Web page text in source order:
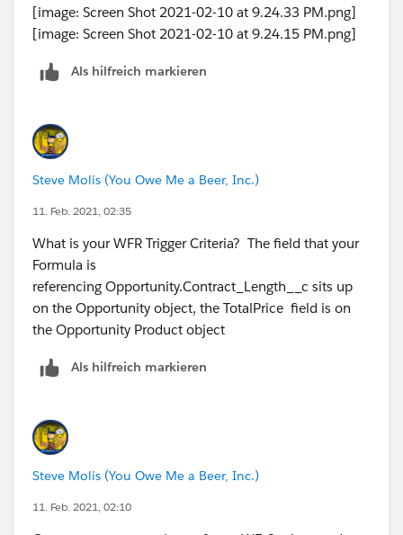
[image: Screen Shot 2021-02-10 at 9.24.33 PM.png]
[image: Screen Shot 2021-02-10 at 9.24.15 PM.png]
Als hilfreich markieren
Steve Molis (You Owe Me a Beer, Inc.)
11. Feb. 2021, 02:35
What is your WFR Trigger Criteria? The field that your
Formula is
referencing Opportunity.Contract_Length__c sits up
on the Opportunity object, the TotalPrice field is on
the Opportunity Product object
Als hilfreich markieren
Steve Molis (You Owe Me a Beer, Inc.)
11. Feb. 2021, 02:10